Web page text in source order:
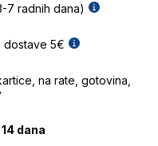
7 radnih dana)
dostave 5€
na rate, gotovina,
dana